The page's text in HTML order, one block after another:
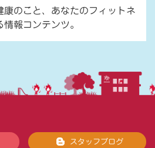
康のこと、あなたのフィットネ
報コンテンツ。
スタッフブログ